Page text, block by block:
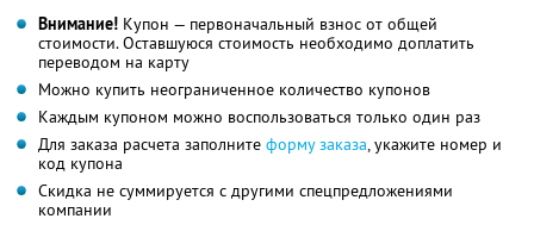
Внимание! Купон — первоначальный взнос от общей
стоимости. Оставшуюся стоимость необходимо доплатить
переводом на карту
Можно купить неограниченное количество купонов
Каждым купоном можно воспользоваться только один раз
Для заказа расчета заполните форму заказа, укажите номер и
код купона
Скидка не суммируется с другими спецпредложениями
компании